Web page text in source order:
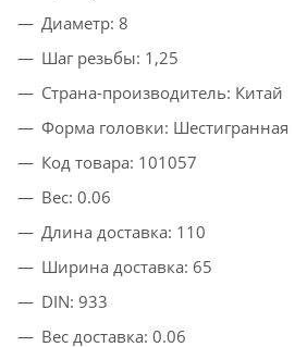
Диаметр: 8
Шаг резьбы: 1,25
Страна-производитель: Китай
Форма головки: Шестигранная
Код товара: 101057
Вес: 0.06
Длина доставка: 110
Ширина доставка: 65
DIN: 933
Вес доставка: 0.06